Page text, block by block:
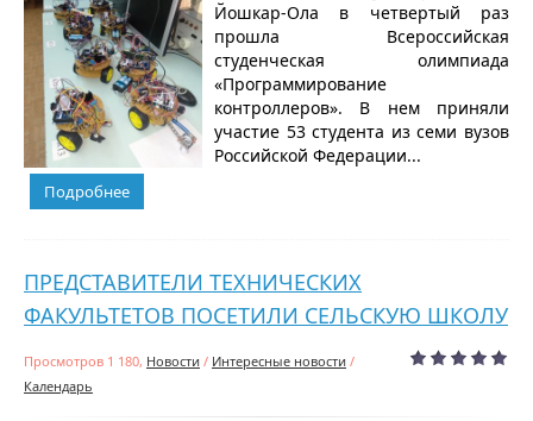
Йошкар-Ола в четвертый раз
прошла Всероссийская
студенческая олимпиада
«Программирование
контроллеров». В нем приняли
участие 53 студента из семи вузов
Российской Федерации...
Подробнее
ПРЕДСТАВИТЕЛИ ТЕХНИЧЕСКИХ
ФАКУЛЬТЕТОВ ПОСЕТИЛИ СЕЛЬСКУЮ ШКОЛУ
Просмотров 1 180, Новости / Интересные новости /
Календарь